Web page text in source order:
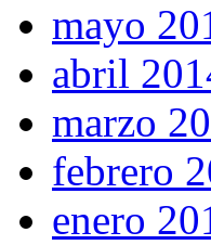
mayo
abril
marzo
febrero
enero